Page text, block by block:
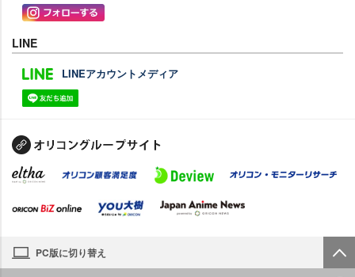
LINE
LINEアカウントメディア
PC版に切り替え